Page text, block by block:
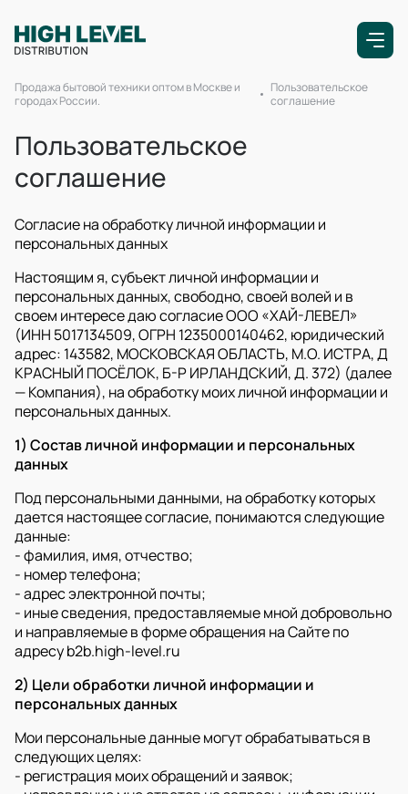
Продажа бытовой техники оптом в Москве и
городах России.
Пользовательское
соглашение
Пользовательское
соглашение
Согласие на обработку личной информации и
персональных данных
Настоящим я, субъект личной информации и
персональных данных, свободно, своей волей и в
своем интересе даю согласие ООО «ХАЙ-ЛЕВЕЛ»
(ИНН 5017134509, ОГРН 1235000140462, юридический
адрес: 143582, МОСКОВСКАЯ ОБЛАСТЬ, М.О. ИСТРА, Д
КРАСНЫЙ ПОСЁЛОК, Б-Р ИРЛАНДСКИЙ, Д. 372) (далее
— Компания), на обработку моих личной информации и
персональных данных.
1) Состав личной информации и персональных
данных
Под персональными данными, на обработку которых
дается настоящее согласие, понимаются следующие
данные:
- фамилия, имя, отчество;
- номер телефона;
- адрес электронной почты;
- иные сведения, предоставляемые мной добровольно
и направляемые в форме обращения на Сайте по
адресу b2b.high-level.ru
2) Цели обработки личной информации и
персональных данных
Мои персональные данные могут обрабатываться в
следующих целях:
- регистрация моих обращений и заявок;